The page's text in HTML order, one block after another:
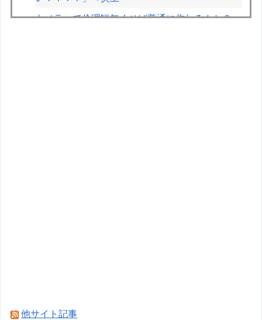
キメラって倫理観無くせば普通に作れるんか？
ズィとヤクトドーガがすこぶる良い
他サイト記事